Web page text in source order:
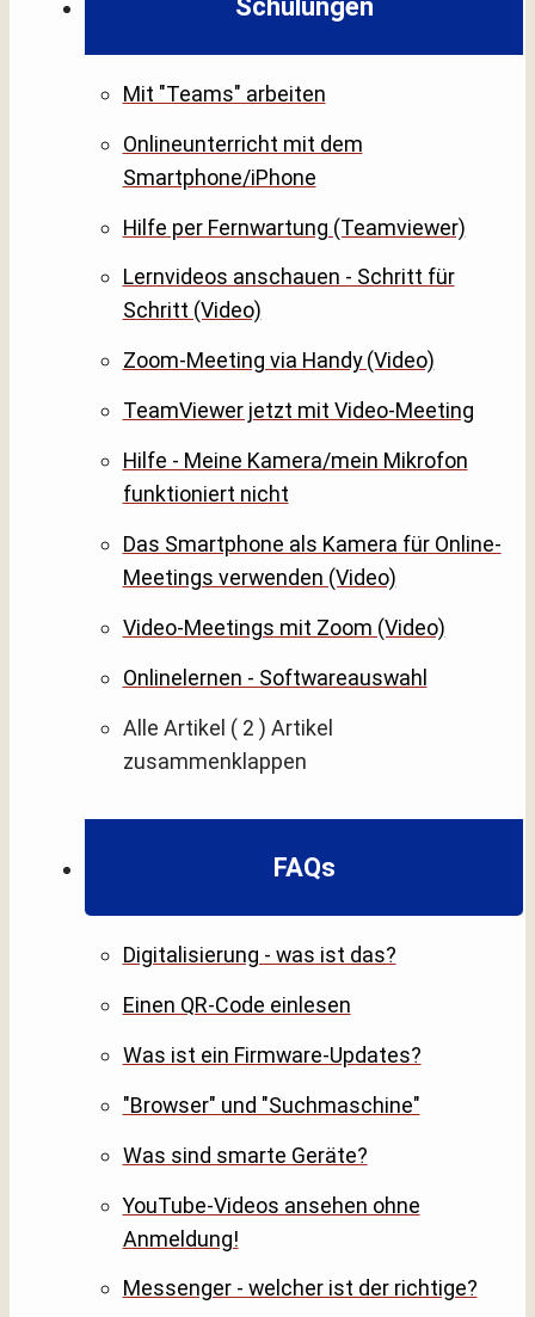
Schulungen
Mit "Teams" arbeiten
Onlineunterricht mit dem
Smartphone/iPhone
Hilfe per Fernwartung (Teamviewer)
Lernvideos anschauen - Schritt für
Schritt (Video)
Zoom-Meeting via Handy (Video)
TeamViewer jetzt mit Video-Meeting
Hilfe - Meine Kamera/mein Mikrofon
funktioniert nicht
Das Smartphone als Kamera für Online-
Meetings verwenden (Video)
Video-Meetings mit Zoom (Video)
Onlinelernen - Softwareauswahl
Alle Artikel ( 2 ) Artikel
zusammenklappen
FAQs
Digitalisierung - was ist das?
Einen QR-Code einlesen
Was ist ein Firmware-Updates?
"Browser" und "Suchmaschine"
Was sind smarte Geräte?
YouTube-Videos ansehen ohne
Anmeldung!
Messenger - welcher ist der richtige?